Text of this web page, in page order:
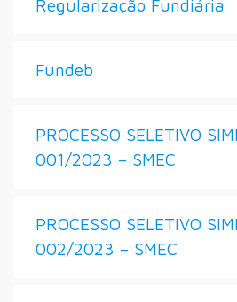
Regularização Fundiária
Fundeb
PROCESSO SELETIVO
001/2023 – SMEC
PROCESSO SELETIVO
002/2023 – SMEC